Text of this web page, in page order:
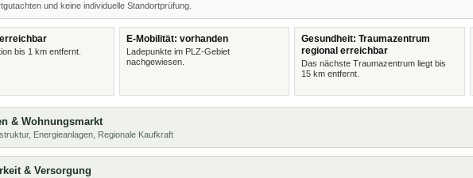
und keine individuelle Standortprüfung.
bis 1 km entfernt.
E-Mobilität: vorhanden
Ladepunkte im PLZ-Gebiet
nachgewiesen.
Gesundheit: Traumazentrum
regional erreichbar
Das nächste Traumazentrum liegt bis
15 km entfernt.
& Wohnungsmarkt
Energieanlagen, Regionale Kaufkraft
& Versorgung